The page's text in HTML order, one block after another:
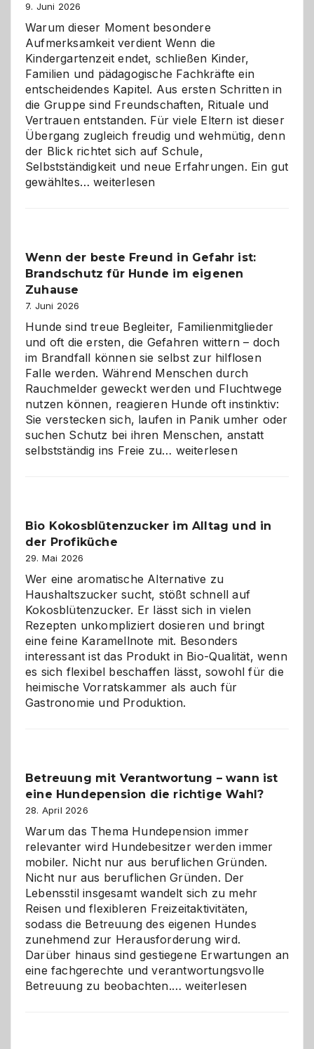
9. Juni 2026
Warum dieser Moment besondere
Aufmerksamkeit verdient Wenn die
Kindergartenzeit endet, schließen Kinder,
Familien und pädagogische Fachkräfte ein
entscheidendes Kapitel. Aus ersten Schritten in
die Gruppe sind Freundschaften, Rituale und
Vertrauen entstanden. Für viele Eltern ist dieser
Übergang zugleich freudig und wehmütig, denn
der Blick richtet sich auf Schule,
Selbstständigkeit und neue Erfahrungen. Ein gut
gewähltes…Abschied
und
herzlich
weiterlesen
Wenn der beste Freund in Gefahr ist:
Brandschutz für Hunde im eigenen
Zuhause
7. Juni 2026
Hunde sind treue Begleiter, Familienmitglieder
und oft die ersten, die Gefahren wittern – doch
im Brandfall können sie selbst zur hilflosen
Falle werden. Während Menschen durch
Rauchmelder geweckt werden und Fluchtwege
nutzen können, reagieren Hunde oft instinktiv:
Sie verstecken sich, laufen in Panik umher oder
suchen Schutz bei ihren Menschen, anstatt
selbstständig ins Freie zu… Wenn
Gefahr
für
Hunde
im
eigenen
Zuhause
weiterlesen
Bio Kokosblütenzucker im Alltag und in
der Profiküche
29. Mai 2026
Wer eine aromatische Alternative zu
Haushaltszucker sucht, stößt schnell auf
Kokosblütenzucker. Er lässt sich in vielen
Rezepten unkompliziert dosieren und bringt
eine feine Karamellnote mit. Besonders
interessant ist das Produkt in Bio-Qualität, wenn
es sich flexibel beschaffen lässt, sowohl für die
heimische Vorratskammer als auch für
Gastronomie und Produktion.
Betreuung mit Verantwortung – wann ist
eine Hundepension die richtige Wahl?
28. April 2026
Warum das Thema Hundepension immer
relevanter wird Hundebesitzer werden immer
mobiler. Nicht nur aus beruflichen Gründen.
Nicht nur aus beruflichen Gründen. Der
Lebensstil insgesamt wandelt sich zu mehr
Reisen und flexibleren Freizeitaktivitäten,
sodass die Betreuung des eigenen Hundes
zunehmend zur Herausforderung wird.
Darüber hinaus sind gestiegene Erwartungen an
eine fachgerechte und verantwortungsvolle
Betreuung zu beobachten.…Betreuung
weiterlesen